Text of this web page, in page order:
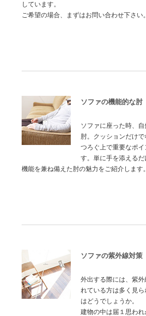
しています。
ご希望の場合、まずはお問い合わせ下さ
ソファの機能的な肘
ソファに座った時、
肘。クッションだけで
つろぐ上で重要なポイ
す。単に手を添える
機能を兼ね備えた肘の魅力をご紹介しま
ソファの紫外線対策
外出する際には、紫外
れている方は多く見
はどうでしょうか。
建物の中は届１思わ